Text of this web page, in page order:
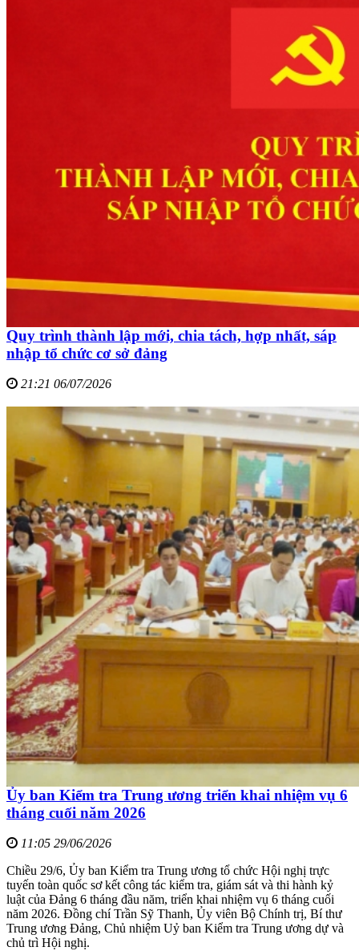
Quy trình thành lập mới, chia tách, hợp nhất, sáp
nhập tổ chức cơ sở đảng
21:21 06/07/2026
Ủy ban Kiểm tra Trung ương triển khai nhiệm vụ 6
tháng cuối năm 2026
11:05 29/06/2026
Chiều 29/6, Ủy ban Kiểm tra Trung ương tổ chức Hội nghị trực
tuyến toàn quốc sơ kết công tác kiểm tra, giám sát và thi hành kỷ
luật của Đảng 6 tháng đầu năm, triển khai nhiệm vụ 6 tháng cuối
năm 2026. Đồng chí Trần Sỹ Thanh, Ủy viên Bộ Chính trị, Bí thư
Trung ương Đảng, Chủ nhiệm Uỷ ban Kiểm tra Trung ương dự và
chủ trì Hội nghị.